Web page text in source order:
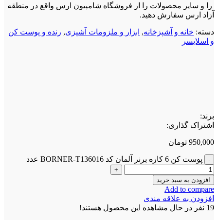
را و سایر محصولات را از فروشگاه شامپیون ارس واقع در منطقه
آزاد ارس سفارش دهید.
دسته: خانه و آشپزخانه, ابزار و ملزومات آشپزی, رنده و پوست کن
و اسلایسر
برند:
اشتراک گذاری:
950,000 تومان
پوست کن 6 کاره برنر آلمان کد BORNER-T136016 عدد
افزودن به سبد خرید
Add to compare
افزودن به علاقه مندی
19 نفر در حال مشاهده این محصول هستند!